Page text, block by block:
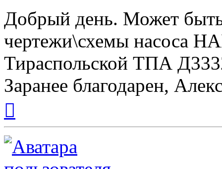
Добрый день. Может
чертежи\схемы насоса
Тираспольской ТПА
Заранее благодарен,
началу